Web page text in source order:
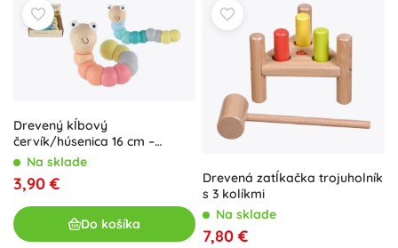
Drevený kĺbový
červík/húsenica 16 cm –
pastelové farby, ohýbateľná
Na sklade
3,90 €
Do košíka
Drevená zatĺkačka trojuholník
s 3 kolíkmi
Na sklade
7,80 €